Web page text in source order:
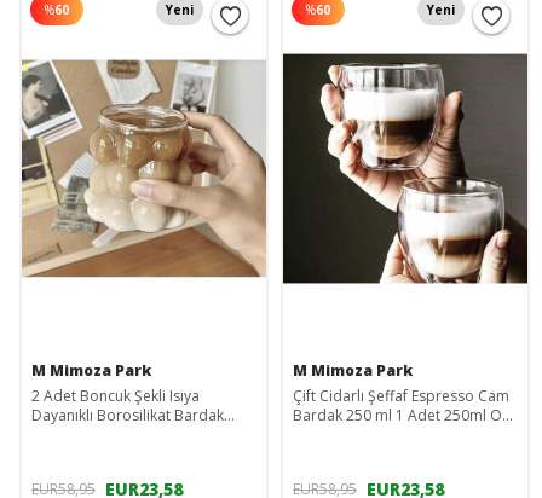
%60 Yeni
M Mimoza Park
2 Adet Boncuk Şekli Isıya
Dayanıklı Borosilikat Bardak
EUR58,95 EUR23,58
%60 Yeni
M Mimoza Park
Çift Cidarlı Şeffaf Espresso Cam
Bardak 250 ml 1 Adet 250ml Ofis
EUR58,95 EUR23,58